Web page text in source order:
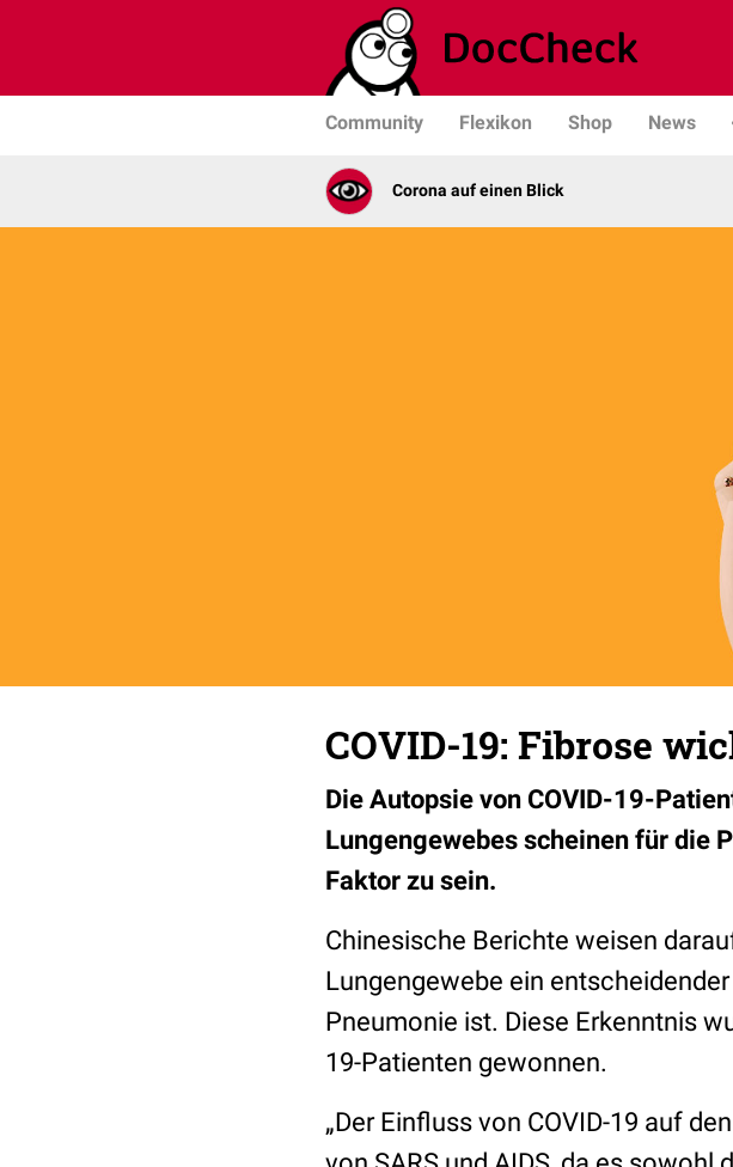
Community Flexikon Shop News
Corona auf einen Blick
COVID-19: Fibrose
Die Autopsie von COVID-19-
Lungengewebes scheinen für die
Faktor zu sein.
Chinesische Berichte weisen
Lungengewebe ein
Pneumonie ist. Diese Erkenntnis
19-Patienten gewonnen.
„Der Einfluss von COVID-19 auf